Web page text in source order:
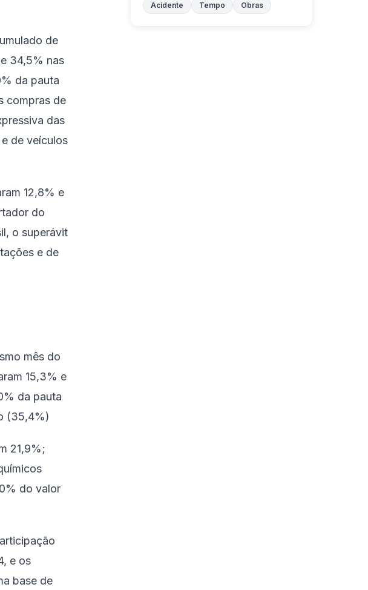
de
34,5% nas
da pauta
compras de
das
de veículos
12,8% e
do
o superávit
e de
mês do
15,3% e
da pauta
(35,4%)
21,9%;
do valor
e os
base de
Acidente
Tempo Obras